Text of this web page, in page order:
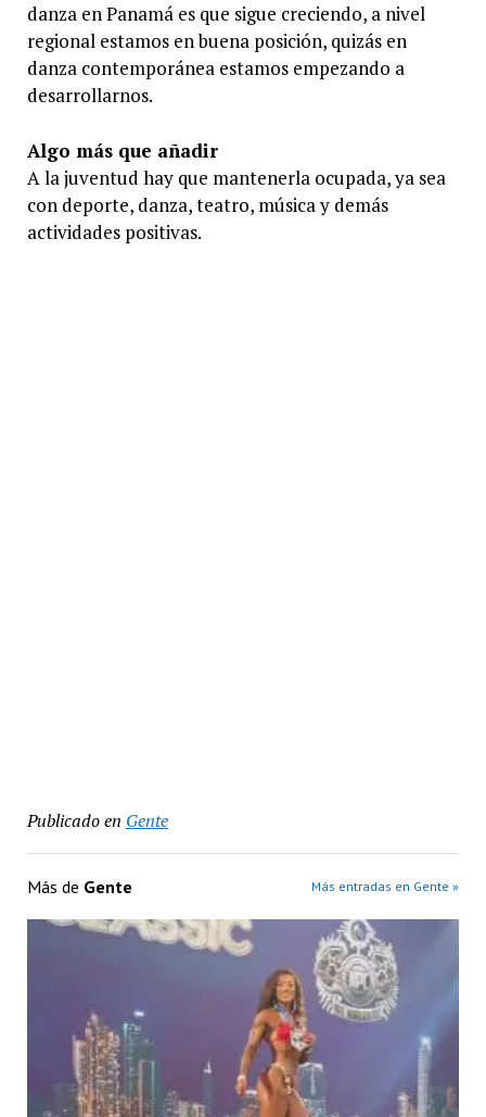
danza en Panamá es que sigue creciendo, a nivel
regional estamos en buena posición, quizás en
danza contemporánea estamos empezando a
desarrollarnos.
Algo más que añadir
A la juventud hay que mantenerla ocupada, ya sea
con deporte, danza, teatro, música y demás
actividades positivas.
Publicado en Gente
Más de Gente Más entradas en Gente »